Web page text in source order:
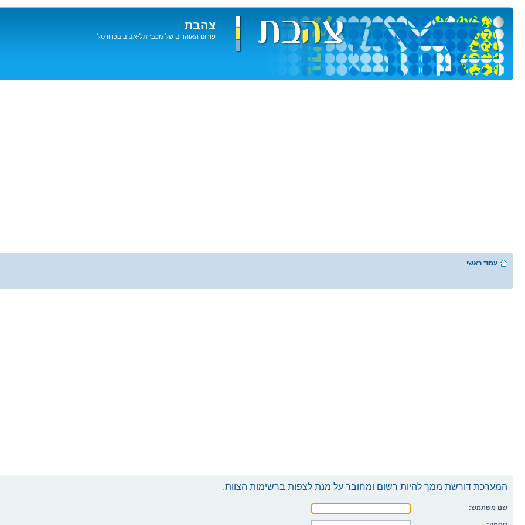
צהבת
פורום האוהדים של מכבי תל-אביב בכדורסל
עמוד ראשי
המערכת דורשת ממך להיות רשום ומחובר על מנת לצפות ברשימות הצוות.
שם משתמש: